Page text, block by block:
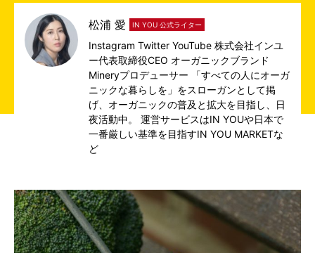
松浦 愛 IN YOU 公式ライター
Instagram Twitter YouTube株式会社インユ
ー代表取締役CEO オーガニックブランド
Mineryプロデューサー 「すべての人にオーガ
ニックな暮らしを」をスローガンとして掲
げ、オーガニックの普及と拡大を目指し、日
夜活動中。 運営サービスはIN YOUや日本で
一番厳しい基準を目指すIN YOU MARKETな
ど